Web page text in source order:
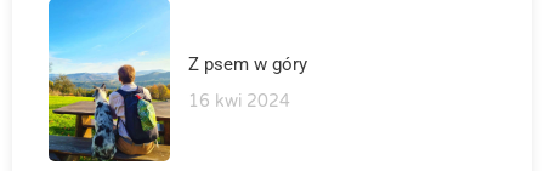
Z psem w góry
16 kwi 2024